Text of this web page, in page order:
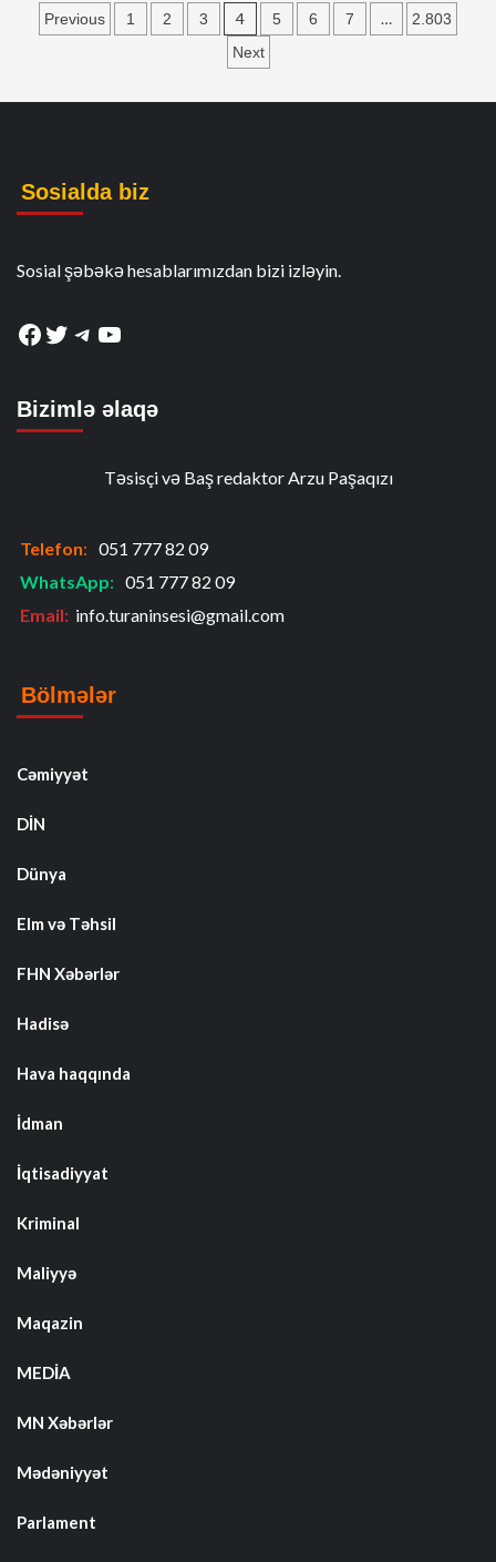
Yazı
sayfalandırması
Previous 1 2 3 4 5 6 7 …
2.803
Next
Sosialda biz
Sosial şəbəkə hesablarımızdan bizi izləyin.
Facebook
Twitter
Telegram
YouTube
Bizimlə əlaqə
Təsisçi və Baş redaktor Arzu Paşaqızı
Telefon: 051 777 82 09
WhatsApp: 051 777 82 09
Email: info.turaninsesi@gmail.com
Bölmələr
Cəmiyyət
DİN
Dünya
Elm və Təhsil
FHN Xəbərlər
Hadisə
Hava haqqında
İdman
İqtisadiyyat
Kriminal
Maliyyə
Maqazin
MEDİA
MN Xəbərlər
Mədəniyyət
Parlament